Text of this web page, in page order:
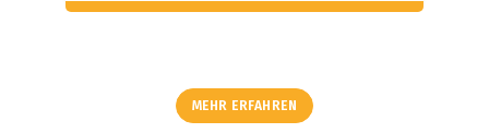
MEHR ERFAHREN